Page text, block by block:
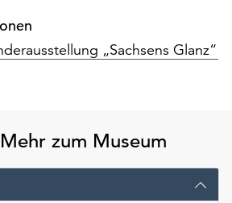
„Sachsens Glanz“
zum Museum